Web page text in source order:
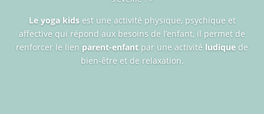
Le yoga kidsest une activité physique, psychique et
affective qui répond aux besoins de l’enfant, il permet de
renforcer le lien parent-enfant par une activité ludique de
bien-être et de relaxation.